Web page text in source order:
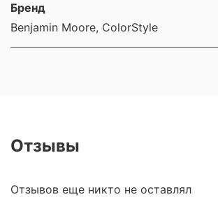
Бренд
Benjamin Moore, ColorStyle
Отзывы
Отзывов еще никто не оставлял